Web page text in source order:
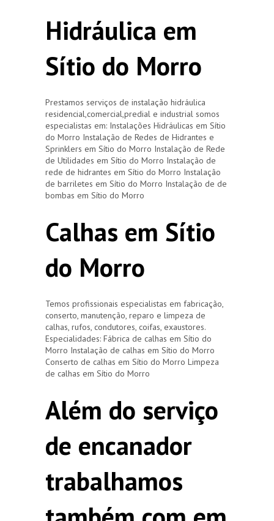
Hidráulica em
Sítio do Morro
Prestamos serviços de instalação hidráulica
residencial,comercial,predial e industrial somos
especialistas em: Instalações Hidráulicas em Sítio
do Morro Instalação de Redes de Hidrantes e
Sprinklers em Sítio do Morro Instalação de Rede
de Utilidades em Sítio do Morro Instalação de
rede de hidrantes em Sítio do Morro Instalação
de barriletes em Sítio do Morro Instalação de de
bombas em Sítio do Morro
Calhas em Sítio
do Morro
Temos profissionais especialistas em fabricação,
conserto, manutenção, reparo e limpeza de
calhas, rufos, condutores, coifas, exaustores.
Especialidades: Fábrica de calhas em Sítio do
Morro Instalação de calhas em Sítio do Morro
Conserto de calhas em Sítio do Morro Limpeza
de calhas em Sítio do Morro
Além do serviço
de encanador
trabalhamos